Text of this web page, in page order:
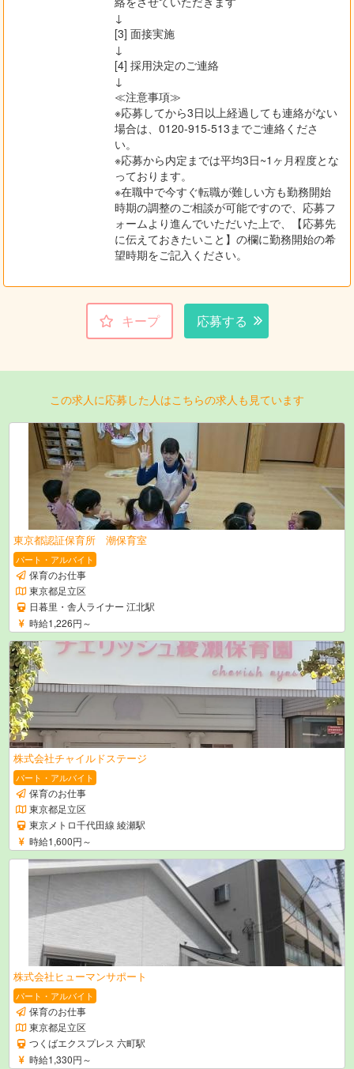
↓
[3] 面接実施
↓
[4] 採用決定のご連絡
↓
≪注意事項≫
※応募してから3日以上経過しても連絡がない
場合は、0120-915-513までご連絡くださ
い。
※応募から内定までは平均3日~1ヶ月程度とな
っております。
※在職中で今すぐ転職が難しい方も勤務開始
時期の調整のご相談が可能ですので、応募フ
ォームより進んでいただいた上で、【応募先
に伝えておきたいこと】の欄に勤務開始の希
望時期をご記入ください。
キープ 応募する
この求人に応募した人はこちらの求人も見ています
東京都認証保育所 潮保育室
パート・アルバイト
保育のお仕事
東京都足立区
日暮里・舎人ライナー 江北駅
時給1,226円～
株式会社チャイルドステージ
パート・アルバイト
保育のお仕事
東京都足立区
東京メトロ千代田線 綾瀬駅
時給1,600円～
株式会社ヒューマンサポート
パート・アルバイト
保育のお仕事
東京都足立区
つくばエクスプレス 六町駅
時給1,330円～